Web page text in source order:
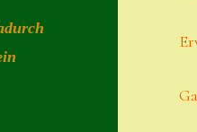
Kasse
Kontakt